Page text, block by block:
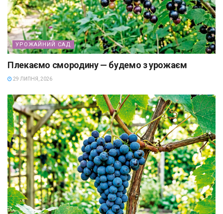
УРОЖАЙНИЙ САД
Плекаємо смородину — будемо з урожаєм
29 ЛИПНЯ, 2026